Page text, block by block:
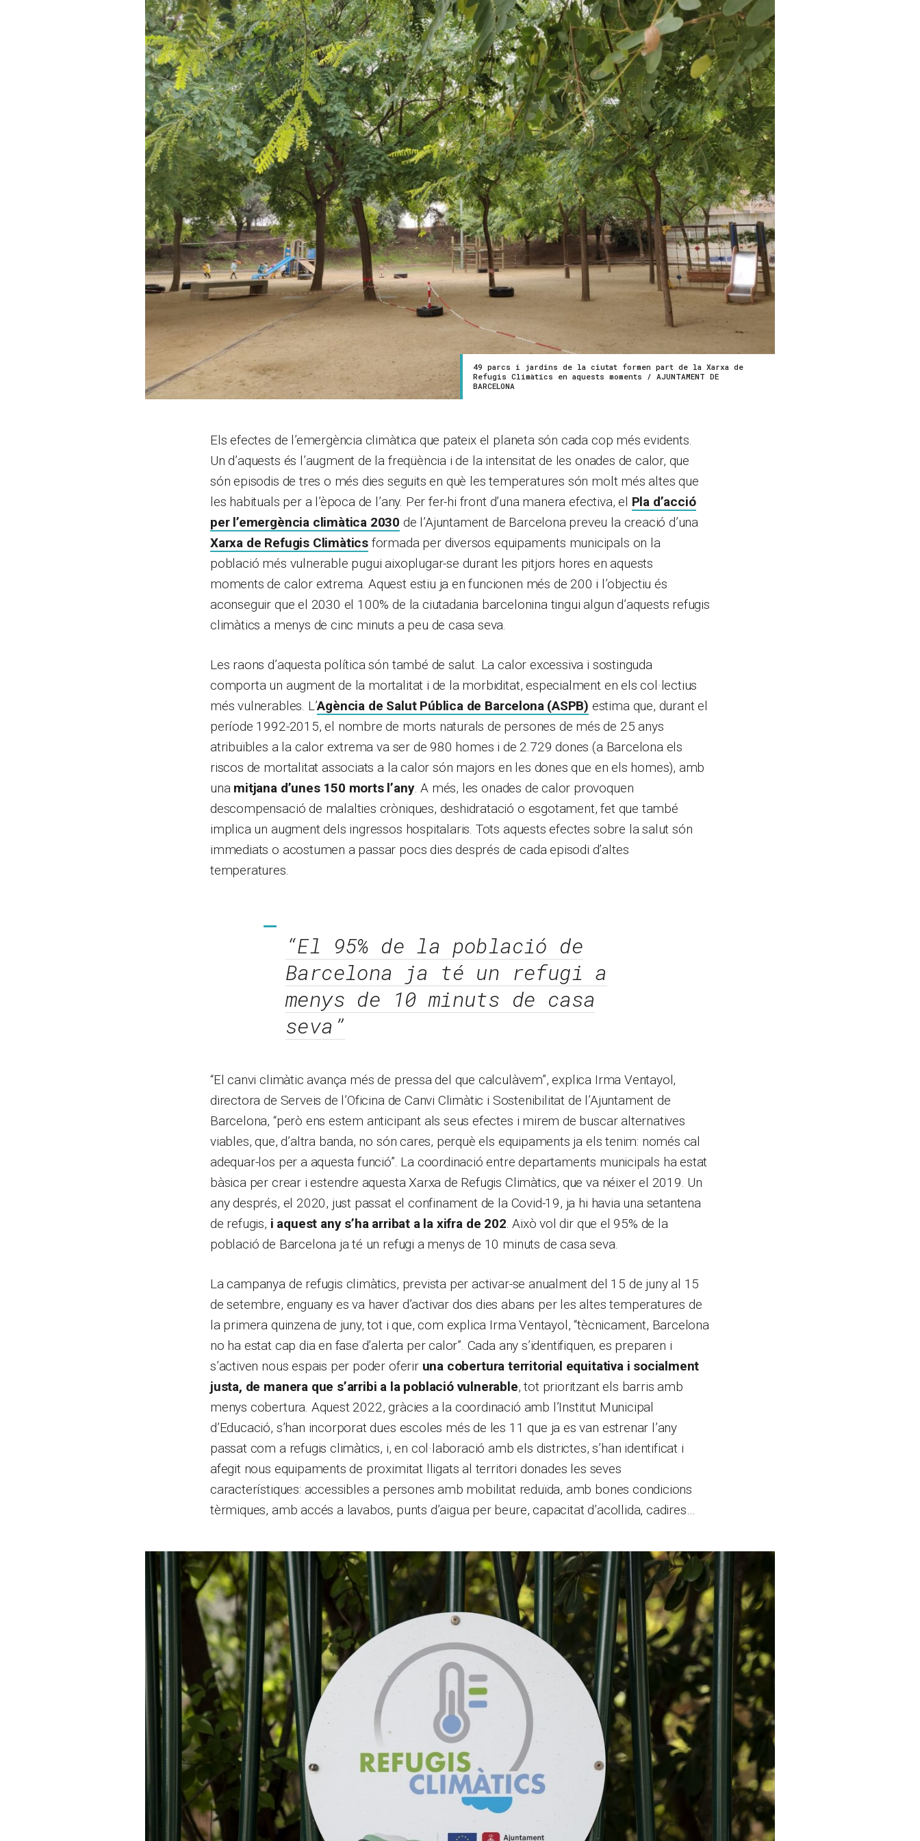
49 parcs i jardins de la ciutat formen part de la Xarxa de
Refugis Climàtics en aquests moments / AJUNTAMENT DE
BARCELONA
Els efectes de l’emergència climàtica que pateix el planeta són cada cop més evidents.
Un d’aquests és l’augment de la freqüència i de la intensitat de les onades de calor, que
són episodis de tres o més dies seguits en què les temperatures són molt més altes que
les habituals per a l’època de l’any. Per fer-hi front d’una manera efectiva, el Pla d’acció
per l’emergència climàtica 2030 de l’Ajuntament de Barcelona preveu la creació d’una
Xarxa de Refugis Climàtics formada per diversos equipaments municipals on la
població més vulnerable pugui aixoplugar-se durant les pitjors hores en aquests
moments de calor extrema. Aquest estiu ja en funcionen més de 200 i l’objectiu és
aconseguir que el 2030 el 100% de la ciutadania barcelonina tingui algun d’aquests refugis
climàtics a menys de cinc minuts a peu de casa seva.
Les raons d’aquesta política són també de salut. La calor excessiva i sostinguda
comporta un augment de la mortalitat i de la morbiditat, especialment en els col·lectius
més vulnerables. L’Agència de Salut Pública de Barcelona (ASPB) estima que, durant el
període 1992-2015, el nombre de morts naturals de persones de més de 25 anys
atribuïbles a la calor extrema va ser de 980 homes i de 2.729 dones (a Barcelona els
riscos de mortalitat associats a la calor són majors en les dones que en els homes), amb
una mitjana d’unes 150 morts l’any. A més, les onades de calor provoquen
descompensació de malalties cròniques, deshidratació o esgotament, fet que també
implica un augment dels ingressos hospitalaris. Tots aquests efectes sobre la salut són
immediats o acostumen a passar pocs dies després de cada episodi d’altes
temperatures.
“El 95% de la població de
Barcelona ja té un refugi a
menys de 10 minuts de casa
seva”
“El canvi climàtic avança més de pressa del que calculàvem”, explica Irma Ventayol,
directora de Serveis de l’Oficina de Canvi Climàtic i Sostenibilitat de l’Ajuntament de
Barcelona, “però ens estem anticipant als seus efectes i mirem de buscar alternatives
viables, que, d’altra banda, no són cares, perquè els equipaments ja els tenim: només cal
adequar-los per a aquesta funció”. La coordinació entre departaments municipals ha estat
bàsica per crear i estendre aquesta Xarxa de Refugis Climàtics, que va néixer el 2019. Un
any després, el 2020, just passat el confinament de la Covid-19, ja hi havia una setantena
de refugis, i aquest any s’ha arribat a la xifra de 202. Això vol dir que el 95% de la
població de Barcelona ja té un refugi a menys de 10 minuts de casa seva.
La campanya de refugis climàtics, prevista per activar-se anualment del 15 de juny al 15
de setembre, enguany es va haver d’activar dos dies abans per les altes temperatures de
la primera quinzena de juny, tot i que, com explica Irma Ventayol, “tècnicament, Barcelona
no ha estat cap dia en fase d’alerta per calor”. Cada any s’identifiquen, es preparen i
s’activen nous espais per poder oferir una cobertura territorial equitativa i socialment
justa, de manera que s’arribi a la població vulnerable, tot prioritzant els barris amb
menys cobertura. Aquest 2022, gràcies a la coordinació amb l’Institut Municipal
d’Educació, s’han incorporat dues escoles més de les 11 que ja es van estrenar l’any
passat com a refugis climàtics, i, en col·laboració amb els districtes, s’han identificat i
afegit nous equipaments de proximitat lligats al territori donades les seves
característiques: accessibles a persones amb mobilitat reduïda, amb bones condicions
tèrmiques, amb accés a lavabos, punts d’aigua per beure, capacitat d’acollida, cadires…